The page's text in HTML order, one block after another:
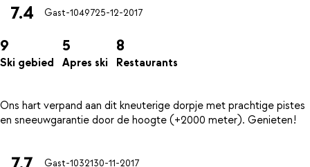
7.4 Gast-1049725-12-2017
9
Ski gebied
5
Apres ski
8
Restaurants
Ons hart verpand aan dit kneuterige dorpje met prachtige pistes
Gast-1032130-11-2017